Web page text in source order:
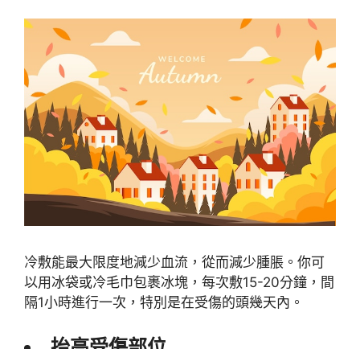
冷敷能最大限度地減少血流，從而減少腫脹。你可
以用冰袋或冷毛巾包裹冰塊，每次敷15-20分鐘，間
隔1小時進行一次，特別是在受傷的頭幾天內。